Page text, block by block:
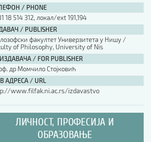
/ PHONE
18 514 312, локал/ext 191,194
/ PUBLISHER
факултет Универзитета у Нишу /
of Philosophy, University of Nis
/ FOR PUBLISHER
др Момчило Стојковић
АДРЕСА / URL
www.filfak.ni.ac.rs/izdavastvo
ЛИЧНОСТ, ПРОФЕСИЈА И
ОБРАЗОВАЊЕ